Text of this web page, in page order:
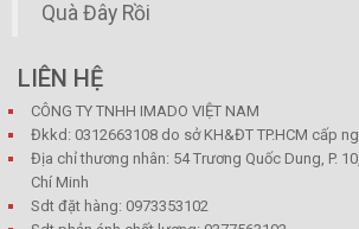
Quà Đây Rồi
LIÊN HỆ
CÔNG TY TNHH IMADO VIỆT NAM
Đkkd: 0312663108 do sở KH&ĐT TP.HCM cấp
Địa chỉ thương nhân: 54 Trương Quốc Dung, P.
Chí Minh
Sdt đặt hàng: 0973353102